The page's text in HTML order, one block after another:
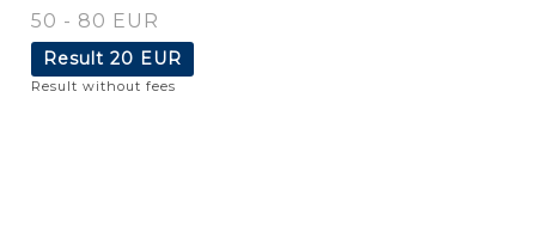
50 - 80 EUR
Result 20 EUR
Result without fees